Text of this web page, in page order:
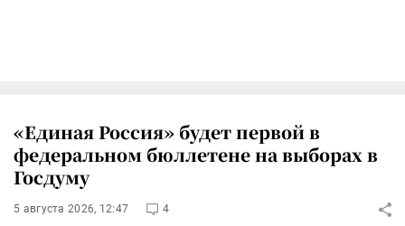
«Единая Россия» будет первой в
федеральном бюллетене на выборах в
Госдуму
5 августа 2026, 12:47 4